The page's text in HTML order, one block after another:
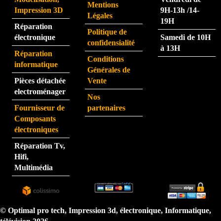
ulière
ment
rapid
e.
nt.
pers
onne
sitez
pas.
Je
Impression 3D
Réparation
électronique
Réparation
informatique
Pièces détachée
electroménager
Fournisseur de
Composants
électroniques
Réparation Tv,
Hifi,
Multimédia
Mentions
Légales
Politique de
confidensialité
Conditions
Générales de
Vente
Nos
partenaires
9H-13h /14-
19H
Samedi de 10H
à 13H
© Optimal pro tech, Impression 3d, électronique, Informatique,